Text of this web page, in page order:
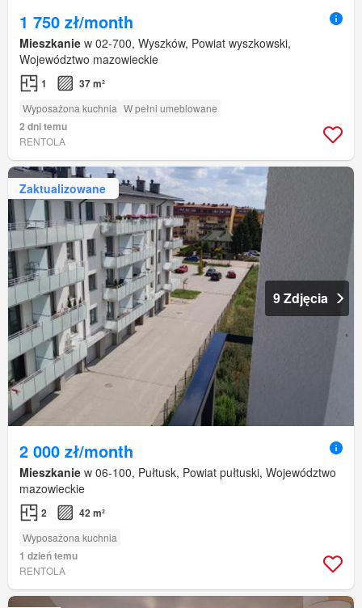
1 750 zł/month
Mieszkanie w 02-700, Wyszków, Powiat wyszkowski,
Województwo mazowieckie
1 37 m²
Wyposażona kuchnia W pełni umeblowane
2 dni temu
RENTOLA
Zaktualizowane
9 Zdjęcia
2 000 zł/month
Mieszkanie w 06-100, Pułtusk, Powiat pułtuski, Województwo
mazowieckie
2 42 m²
Wyposażona kuchnia
1 dzień temu
RENTOLA